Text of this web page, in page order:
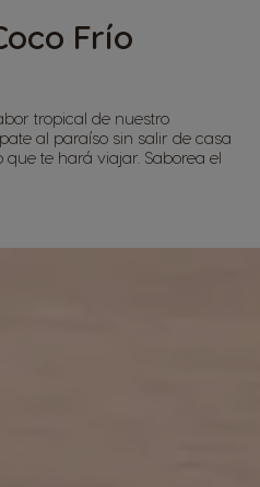
Frío
tropical de nuestro
al paraíso sin salir de casa
te hará viajar. Saborea el